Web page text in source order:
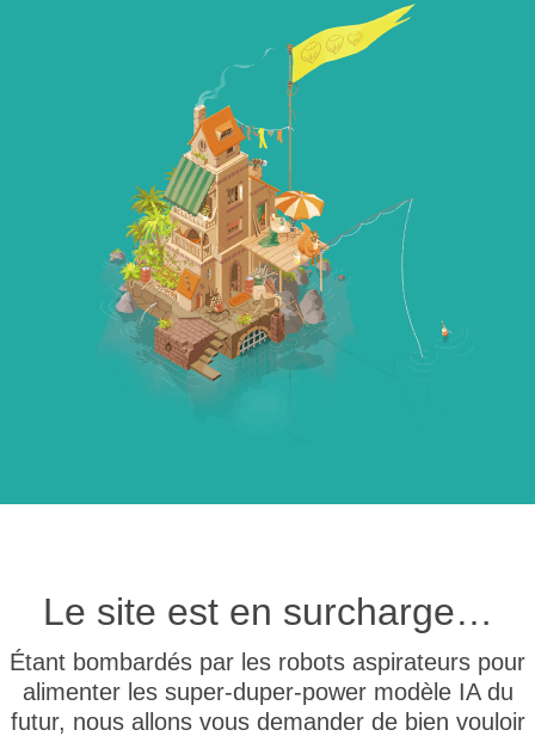
Le site est en surcharge…
Étant bombardés par les robots aspirateurs pour
alimenter les super-duper-power modèle IA du
futur, nous allons vous demander de bien vouloir